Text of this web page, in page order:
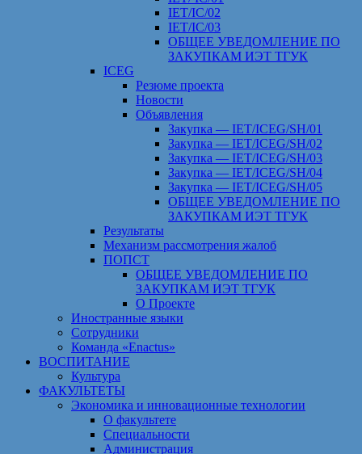
IET/IC/02
IET/IC/03
ОБЩЕЕ УВЕДОМЛЕНИЕ ПО
ЗАКУПКАМ ИЭТ ТГУК
ICEG
Резюме проекта
Новости
Объявления
Закупка — IET/ICEG/SH/01
Закупка — IET/ICEG/SH/02
Закупка — IET/ICEG/SH/03
Закупка — IET/ICEG/SH/04
Закупка — IET/ICEG/SH/05
ОБЩЕЕ УВЕДОМЛЕНИЕ ПО
ЗАКУПКАМ ИЭТ ТГУК
Результаты
Механизм рассмотрения жалоб
ПОПСТ
ОБЩЕЕ УВЕДОМЛЕНИЕ ПО
ЗАКУПКАМ ИЭТ ТГУК
О Проекте
Иностранные языки
Сотрудники
Команда «Enactus»
ВОСПИТАНИЕ
Культура
ФАКУЛЬТЕТЫ
Экономика и инновационные технологии
О факультете
Специальности
Администрация